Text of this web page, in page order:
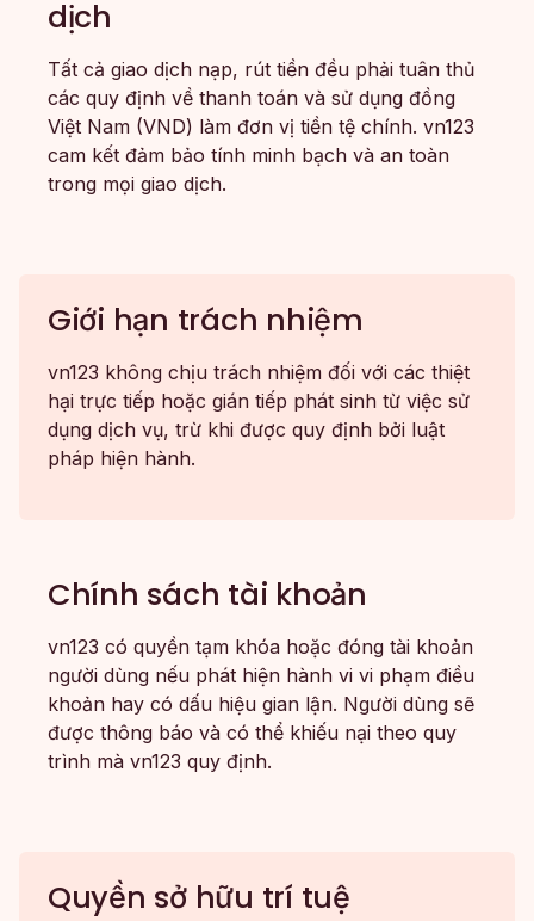
dịch
Tất cả giao dịch nạp, rút tiền đều phải tuân thủ
các quy định về thanh toán và sử dụng đồng
Việt Nam (VND) làm đơn vị tiền tệ chính. vn123
cam kết đảm bảo tính minh bạch và an toàn
trong mọi giao dịch.
Giới hạn trách nhiệm
vn123 không chịu trách nhiệm đối với các thiệt
hại trực tiếp hoặc gián tiếp phát sinh từ việc sử
dụng dịch vụ, trừ khi được quy định bởi luật
pháp hiện hành.
Chính sách tài khoản
vn123 có quyền tạm khóa hoặc đóng tài khoản
người dùng nếu phát hiện hành vi vi phạm điều
khoản hay có dấu hiệu gian lận. Người dùng sẽ
được thông báo và có thể khiếu nại theo quy
trình mà vn123 quy định.
Quyền sở hữu trí tuệ